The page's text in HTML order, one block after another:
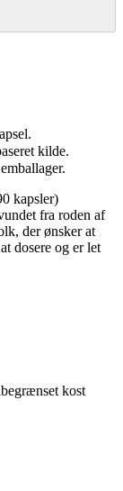
kilde.
kapsler)
fra roden af
der ønsker at
dosere og er let
kost